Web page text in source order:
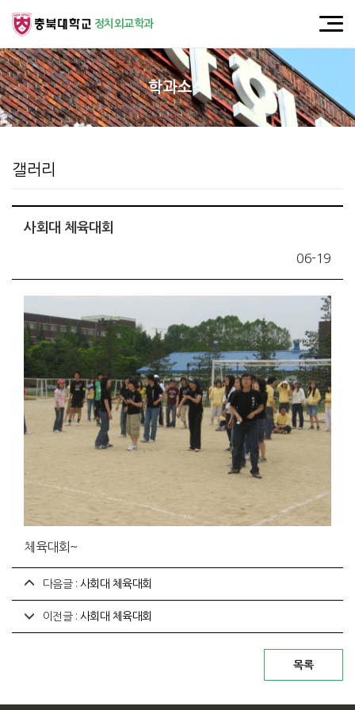
정치외교학과
학과소식
갤러리
사회대 체육대회
06-19
체육대회~
다음글 : 사회대 체육대회
이전글 : 사회대 체육대회